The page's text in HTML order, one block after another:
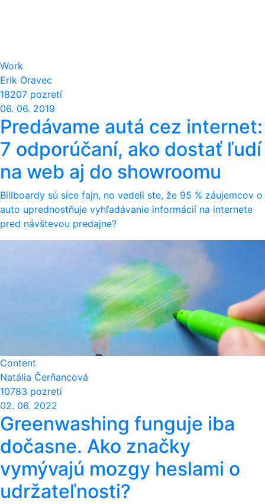
Work
Erik Oravec
18207 pozretí
06. 06. 2019
Predávame autá cez internet:
7 odporúčaní, ako dostať ľudí
na web aj do showroomu
Billboardy sú síce fajn, no vedeli ste, že 95 % záujemcov o
auto uprednostňuje vyhľadávanie informácií na internete
pred návštevou predajne?
Content
Natália Čerňancová
10783 pozretí
02. 06. 2022
Greenwashing funguje iba
dočasne. Ako značky
vymývajú mozgy heslami o
udržateľnosti?